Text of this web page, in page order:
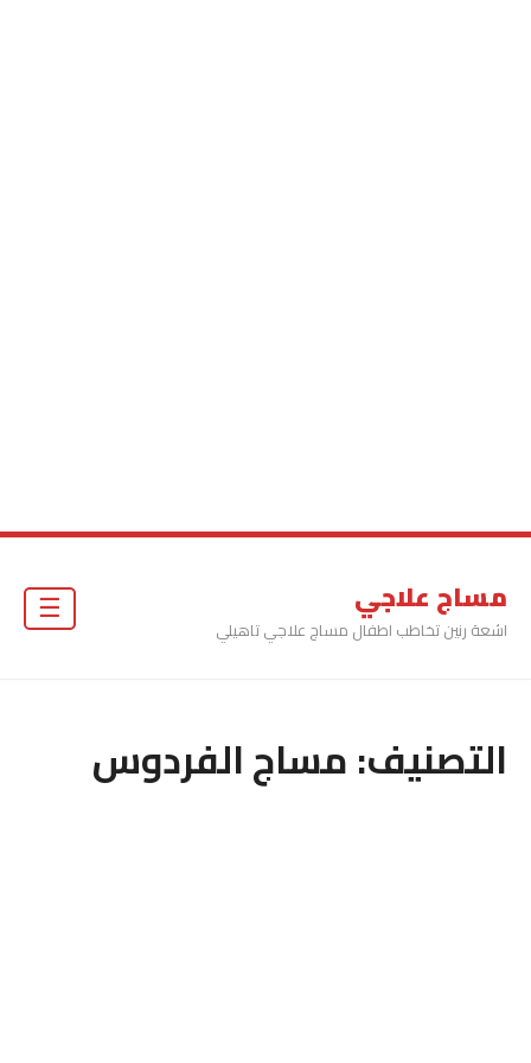
مساج علاجي
اشعة رنين تخاطب اطفال مساج علاجي تاهيلي
التصنيف:مساج الفردوس